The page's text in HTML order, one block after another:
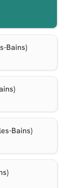
Bains)
Bains)